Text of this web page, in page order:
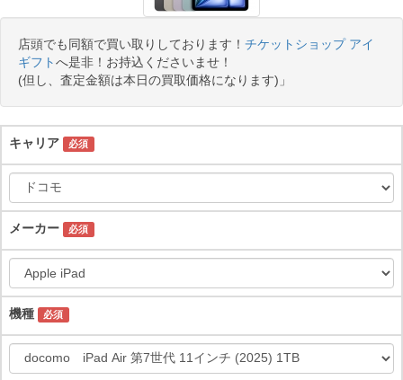
店頭でも同額で買い取りしております！ チケットショップ アイ
ギフトへ是非！お持込くださいませ！
(但し、査定金額は本日の買取価格になります)」
キャリア 必須
メーカー 必須
機種 必須